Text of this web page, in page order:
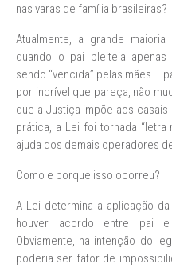
nas varas de família brasileiras?
Atualmente, a grande
quando o pai pleiteia apenas
sendo “vencida” pelas mães –
por incrível que pareça, não
que a Justiça impõe aos
prática, a Lei foi tornada
ajuda dos demais operadores
Como e porque isso ocorreu?
A Lei determina a aplicação
houver acordo entre pai e
Obviamente, na intenção do
poderia ser fator de